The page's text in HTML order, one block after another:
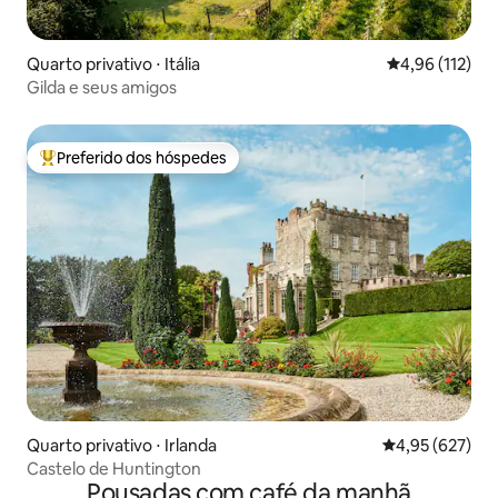
Quarto privativo ⋅ Itália 4,96 de uma
4,96 (112)
Gilda e seus amigos
Entre os melhores preferidos dos hóspedes
Preferido dos hóspedes
Quarto privativo ⋅ Irlanda 4,95 de uma
4,95 (627)
Castelo de Huntington